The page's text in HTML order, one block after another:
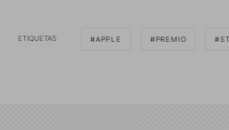
ETIQUETAS APPLE PREMIO